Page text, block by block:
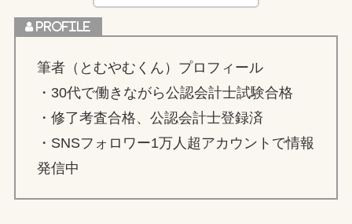
筆者（とむやむくん）プロフィール
・30代で働きながら公認会計士試験合格
・修了考査合格、公認会計士登録済
・SNSフォロワー1万人超アカウントで情報
発信中